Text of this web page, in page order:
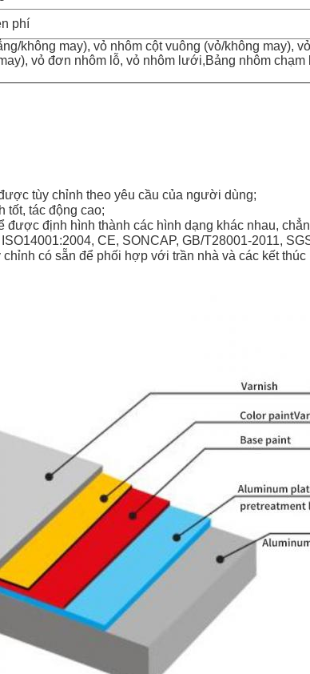
phí
không may), vỏ nhôm cột vuông (vỏ/không may),
vỏ đơn nhôm lỗ, vỏ nhôm lưới,Bảng nhôm chạm
tùy chỉnh theo yêu cầu của người dùng;
tốt, tác động cao;
được định hình thành các hình dạng khác nhau,
CE, SONCAP, GB/T28001-2011,
có sẵn để phối hợp với trần nhà và các kết thúc